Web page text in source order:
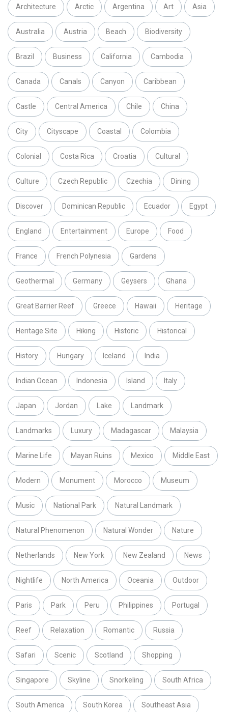
Architecture Arctic Argentina Art Asia
Australia Austria Beach Biodiversity
Brazil Business California Cambodia
Canada Canals Canyon Caribbean
Castle Central America Chile China
City Cityscape Coastal Colombia
Colonial Costa Rica Croatia Cultural
Culture Czech Republic Czechia Dining
Discover Dominican Republic Ecuador Egypt
England Entertainment Europe Food
France French Polynesia Gardens
Geothermal Germany Geysers Ghana
Great Barrier Reef Greece Hawaii Heritage
Heritage Site Hiking Historic Historical
History Hungary Iceland India
Indian Ocean Indonesia Island Italy
Japan Jordan Lake Landmark
Landmarks Luxury Madagascar Malaysia
Marine Life Mayan Ruins Mexico Middle East
Modern Monument Morocco Museum
Music National Park Natural Landmark
Natural Phenomenon Natural Wonder Nature
Netherlands New York New Zealand News
Nightlife North America Oceania Outdoor
Paris Park Peru Philippines Portugal
Reef Relaxation Romantic Russia
Safari Scenic Scotland Shopping
Singapore Skyline Snorkeling South Africa
South America South Korea Southeast Asia